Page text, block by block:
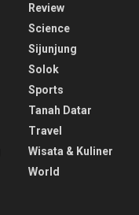
Review
Science
Sijunjung
Solok
Sports
Tanah Datar
Travel
Wisata & Kuliner
World